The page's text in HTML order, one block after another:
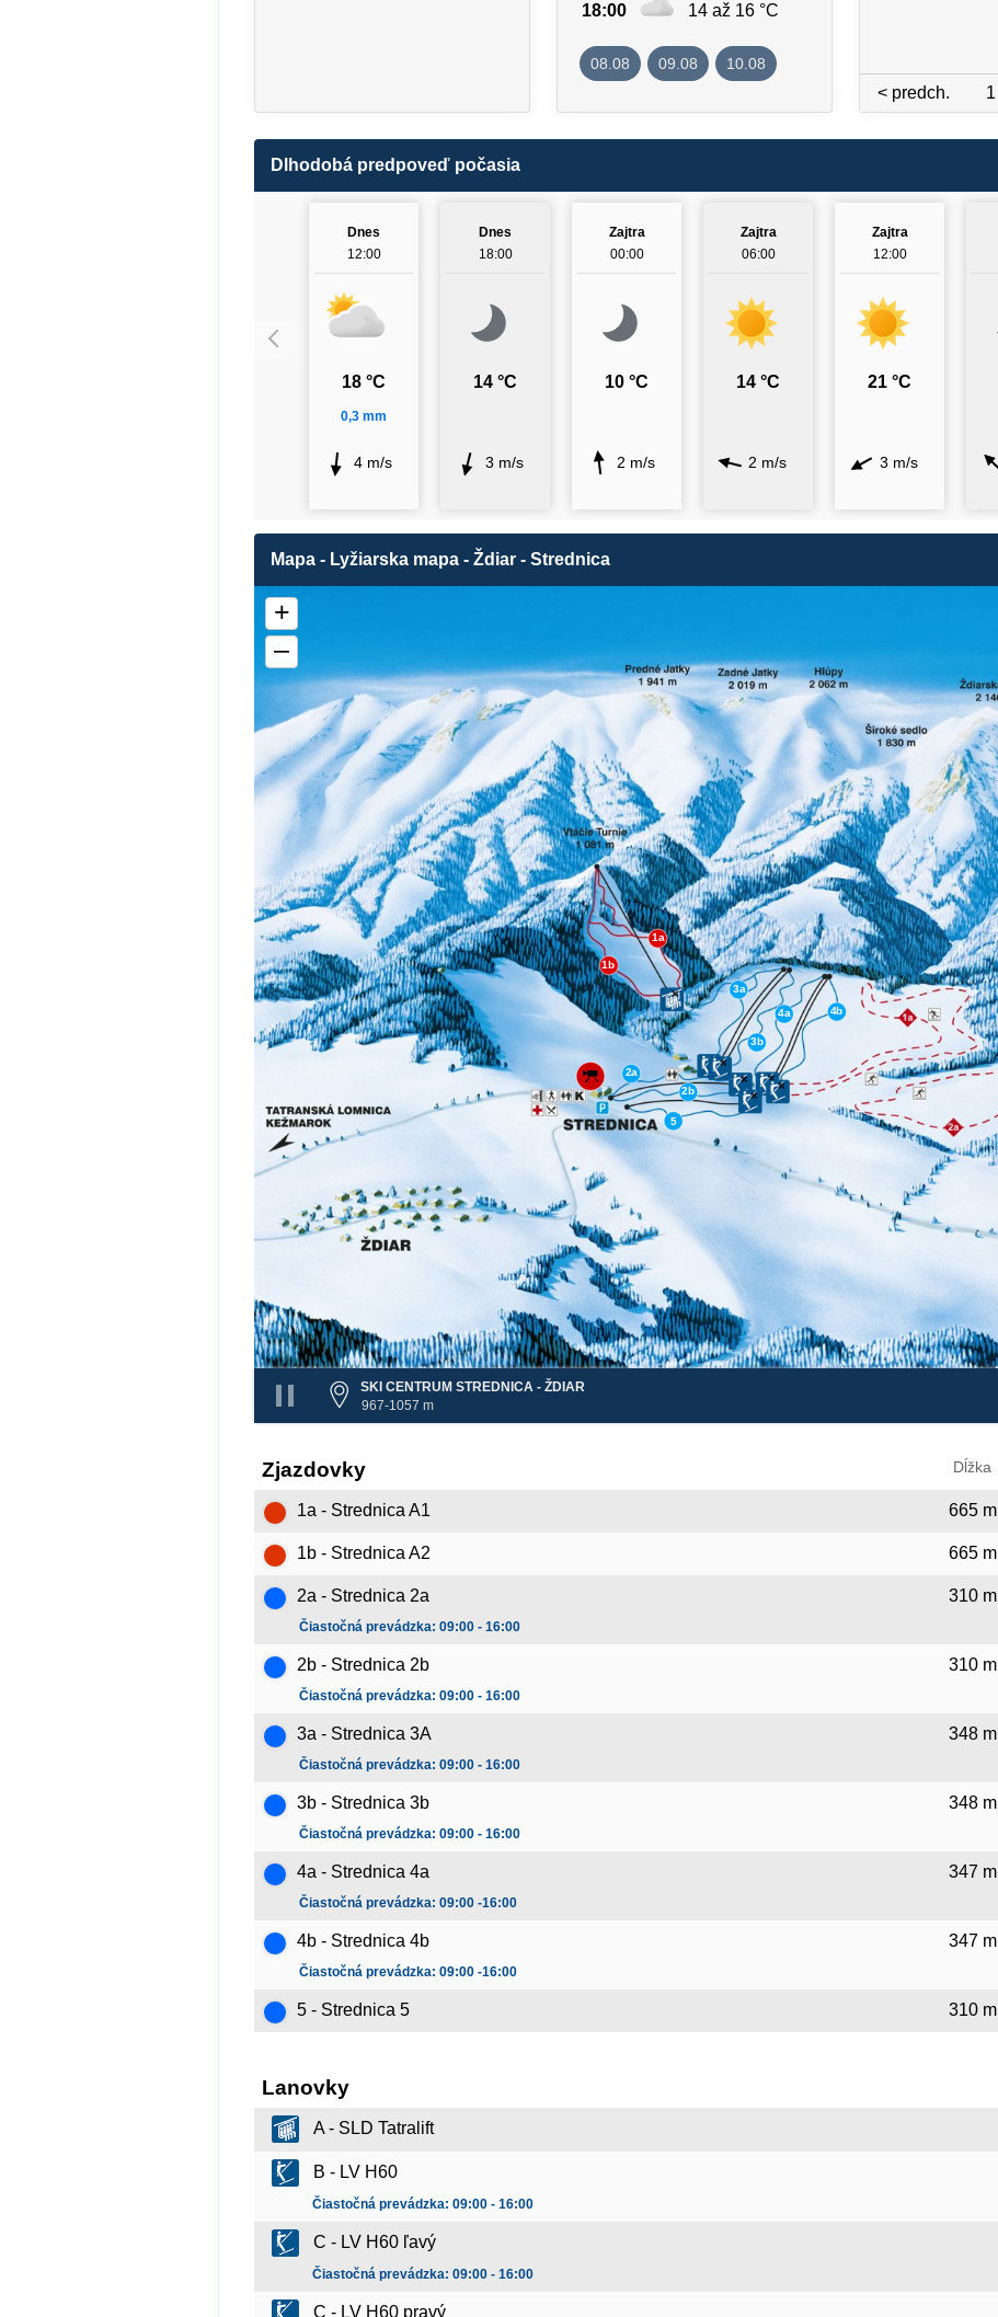
18:00 14 až 16 °C
08.08 09.08 10.08
< predch.
Dlhodobá predpoveď počasia
Dnes
12:00
18 °C
0,3 mm
4 m/s
Dnes
18:00
14 °C
3 m/s
Zajtra
00:00
10 °C
2 m/s
Zajtra
06:00
14 °C
2 m/s
Zajtra
12:00
21 °C
3 m/s
Mapa - Lyžiarska mapa - Ždiar - Strednica
1a
1b
2a
2b
3a
3b
4a 4b
5
❌ ❌
❌
❌
❌
❌ ❌
+
–
SKI CENTRUM STREDNICA - ŽDIAR
967-1057 m
Zjazdovky Dĺžka
1a - Strednica A1 665 m
1b - Strednica A2 665 m
2a - Strednica 2a
Čiastočná prevádzka: 09:00 - 16:00
310 m
2b - Strednica 2b
Čiastočná prevádzka: 09:00 - 16:00
310 m
3a - Strednica 3A
Čiastočná prevádzka: 09:00 - 16:00
348 m
3b - Strednica 3b
Čiastočná prevádzka: 09:00 - 16:00
348 m
4a - Strednica 4a
Čiastočná prevádzka: 09:00 -16:00
347 m
4b - Strednica 4b
Čiastočná prevádzka: 09:00 -16:00
347 m
5 - Strednica 5 310 m
Lanovky
A - SLD Tatralift
B - LV H60
Čiastočná prevádzka: 09:00 - 16:00
C - LV H60 ľavý
Čiastočná prevádzka: 09:00 - 16:00
C - LV H60 pravý